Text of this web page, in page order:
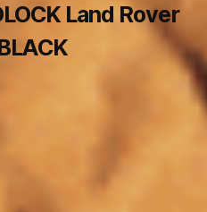
Land Rover